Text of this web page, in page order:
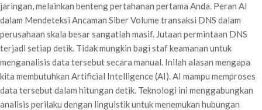
jaringan, melainkan benteng pertahanan pertama Anda. Peran AI
dalam Mendeteksi Ancaman Siber Volume transaksi DNS dalam
perusahaan skala besar sangatlah masif. Jutaan permintaan DNS
terjadi setiap detik. Tidak mungkin bagi staf keamanan untuk
menganalisis data tersebut secara manual. Inilah alasan mengapa
kita membutuhkan Artificial Intelligence (AI). AI mampu memproses
data tersebut dalam hitungan detik. Teknologi ini menggabungkan
analisis perilaku dengan linguistik untuk menemukan hubungan